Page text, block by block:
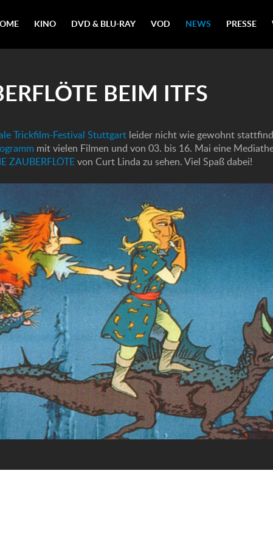
KINO DVD & BLU-RAY VOD NEWS PRESSE
BEIM ITFS
Trickfilm-Festival Stuttgart leider nicht wie gewohnt
mit vielen Filmen und von 03. bis 16. Mai eine
ZAUBERFLÖTEvon Curt Linda zu sehen. Viel Spaß dabei!